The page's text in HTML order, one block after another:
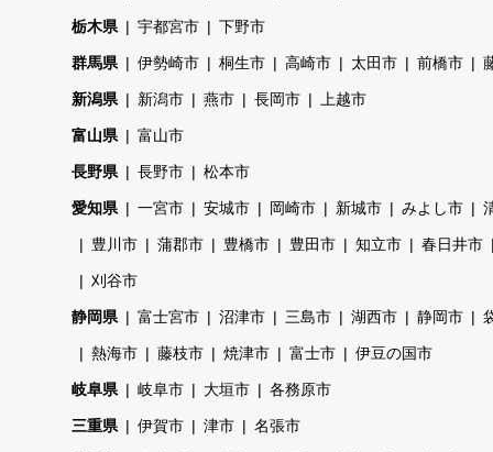
栃木県 宇都宮市 下野市
群馬県 伊勢崎市 桐生市 高崎市 太田市 前橋市
新潟県 新潟市 燕市 長岡市 上越市
富山県 富山市
長野県 長野市 松本市
愛知県 一宮市 安城市 岡崎市 新城市 みよし市
豊川市 蒲郡市 豊橋市 豊田市 知立市 春日井市
刈谷市
静岡県 富士宮市 沼津市 三島市 湖西市 静岡市
熱海市 藤枝市 焼津市 富士市 伊豆の国市
岐阜県 岐阜市 大垣市 各務原市
三重県 伊賀市 津市 名張市